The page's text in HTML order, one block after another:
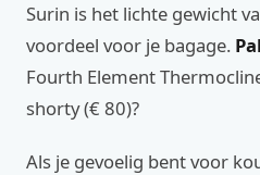
Surin is het lichte gewicht
voordeel voor je bagage.
Fourth Element
shorty (€ 80)?
Als je gevoelig bent voor